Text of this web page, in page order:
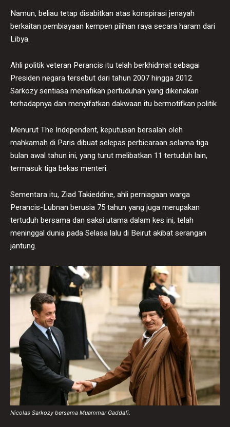
Namun, beliau tetap disabitkan atas konspirasi jenayah
berkaitan pembiayaan kempen pilihan raya secara haram dari
Libya.
Ahli politik veteran Perancis itu telah berkhidmat sebagai
Presiden negara tersebut dari tahun 2007 hingga 2012.
Sarkozy sentiasa menafikan pertuduhan yang dikenakan
terhadapnya dan menyifatkan dakwaan itu bermotifkan politik.
Menurut The Independent, keputusan bersalah oleh
mahkamah di Paris dibuat selepas perbicaraan selama tiga
bulan awal tahun ini, yang turut melibatkan 11 tertuduh lain,
termasuk tiga bekas menteri.
Sementara itu, Ziad Takieddine, ahli perniagaan warga
Perancis-Lubnan berusia 75 tahun yang juga merupakan
tertuduh bersama dan saksi utama dalam kes ini, telah
meninggal dunia pada Selasa lalu di Beirut akibat serangan
jantung.
Nicolas Sarkozy bersama Muammar Gaddafi.